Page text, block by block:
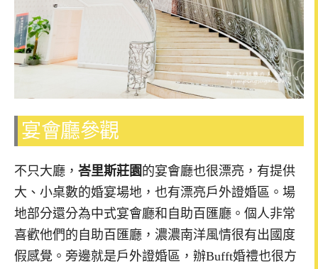
宴會廳參觀
不只大廳， 峇里斯莊園 的宴會廳也很漂亮，有提供
大、小桌數的婚宴場地，也有漂亮戶外證婚區。場
地部分還分為中式宴會廳和自助百匯廳。個人非常
喜歡他們的自助百匯廳，濃濃南洋風情很有出國度
假感覺。旁邊就是戶外證婚區，辦Bufft婚禮也很方